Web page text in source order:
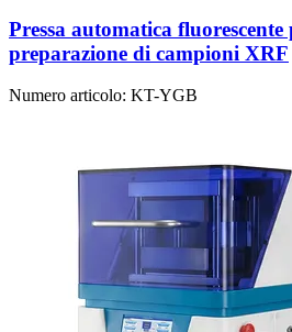
Pressa automatica
preparazione di campioni XRF
Numero articolo: KT-YGB